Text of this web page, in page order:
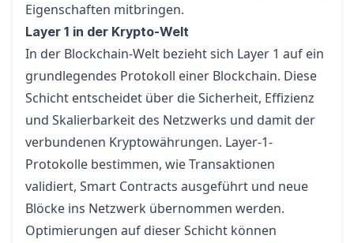
Eigenschaften mitbringen.
Layer 1 in der Krypto-Welt
In der Blockchain-Welt bezieht sich Layer 1 auf ein
grundlegendes Protokoll einer Blockchain. Diese
Schicht entscheidet über die Sicherheit, Effizienz
und Skalierbarkeit des Netzwerks und damit der
verbundenen Kryptowährungen. Layer-1-
Protokolle bestimmen, wie Transaktionen
validiert, Smart Contracts ausgeführt und neue
Blöcke ins Netzwerk übernommen werden.
Optimierungen auf dieser Schicht können